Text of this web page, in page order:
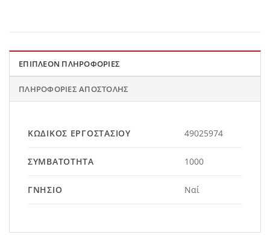
ΕΠΙΠΛΈΟΝ ΠΛΗΡΟΦΟΡΊΕΣ
ΠΛΗΡΟΦΟΡΊΕΣ ΑΠΟΣΤΟΛΉΣ
ΚΩΔΙΚΌΣ ΕΡΓΟΣΤΑΣΊΟΥ 49025974
ΣΥΜΒΑΤΌΤΗΤΑ 1000
ΓΝΉΣΙΟ Ναί